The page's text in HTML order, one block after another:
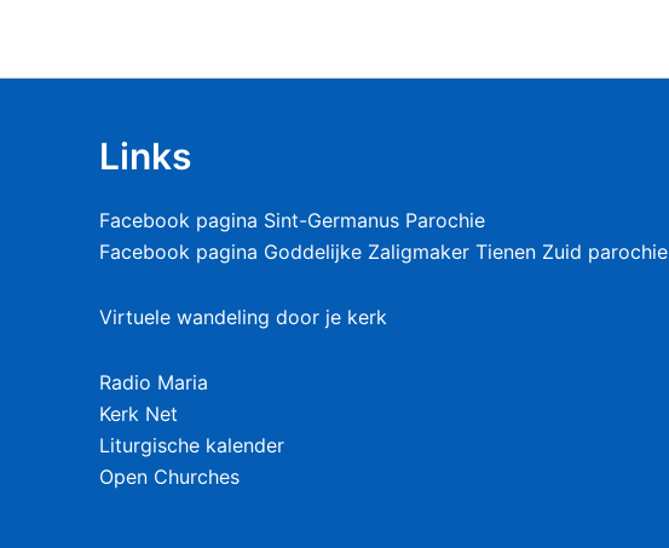
Links
Facebook pagina Sint-Germanus Parochie
Facebook pagina Goddelijke Zaligmaker Tienen Zuid parochie
Virtuele wandeling door je kerk
Radio Maria
Kerk Net
Liturgische kalender
Open Churches